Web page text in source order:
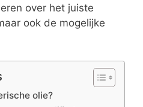
over het juiste
ook de mogelijke
olie?